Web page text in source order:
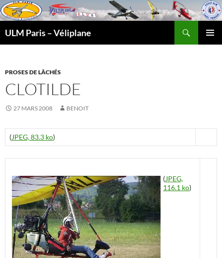
ULM Paris – Véliplane
PROSES DE LÂCHÉS
CLOTILDE
27 MARS 2008 BENOIT
(JPEG, 83.3 ko)
(JPEG,
116.1 ko)